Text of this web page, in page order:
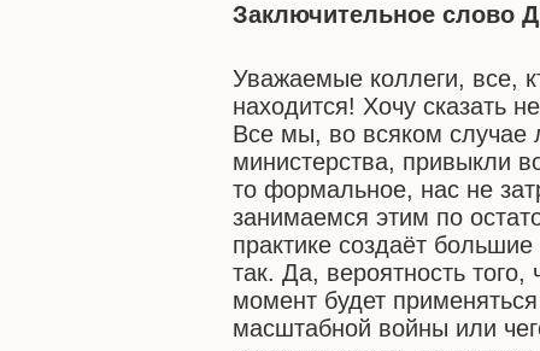
Заключительное слово
Уважаемые коллеги, все,
находится! Хочу сказать
Все мы, во всяком случае
министерства, привыкли
то формальное, нас не
занимаемся этим по
практике создаёт
так. Да, вероятность
момент будет
масштабной войны или